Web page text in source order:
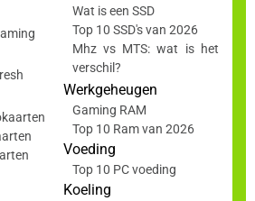
Wat is een SSD
Top 10 SSD's van 2026
Mhz vs MTS: wat is het
verschil?
Werkgeheugen
Gaming RAM
Top 10 Ram van 2026
Voeding
Top 10 PC voeding
Koeling